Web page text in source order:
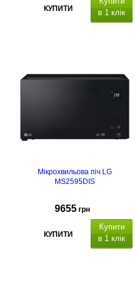
КУПИТИ
в 1 клік
Мікрохвильова піч LG
MS2595DIS
9655 грн
КУПИТИ
Купити
в 1 клік